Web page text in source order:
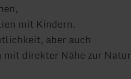
mit Kindern.
aber auch
direkter Nähe zur